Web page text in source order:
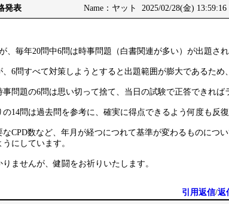
発表 Name：ヤット 2025/02/28(金) 13:59:16
、毎年20問中6問は時事問題（白書関連が多い）が出題され
6問すべて対策しようとすると出題範囲が膨大であるため
問題の6問は思い切って捨て、当日の試験で正答できれば
14問は過去問を参考に、確実に得点できるよう何度も反復
なCPD数など、年月が経つにつれて基準が変わるものにつ
にしています。
ませんが、健闘をお祈りいたします。
引用返信/返